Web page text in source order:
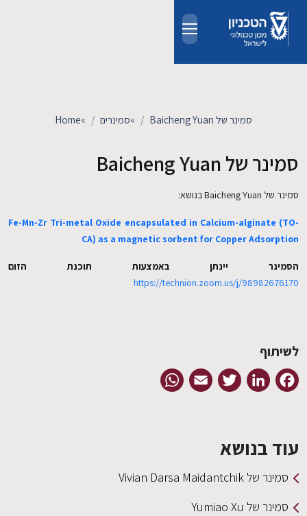
EN
מחקר
חדשות ואירועים
קשרי תעשייה
Home» סמינרים» סמינר של Baicheng Yuan
סמינר של Baicheng Yuan
סמינר של Baicheng Yuan בנושא:
Fe-Mn-Zr Tri-metal Oxide encapsulated in Calcium-alginate (TO-
CA) as a magnetic sorbent for Copper Adsorption
הסמינר יינתן באמצעות תוכנת הזום
https://technion.zoom.us/j/98982676170
לשיתוף
Facebook
LinkedIn
Twitter
Email
עוד בנושא
סמינר של Vivian Darsa Maidantchik
סמינר של Yumiao Xu